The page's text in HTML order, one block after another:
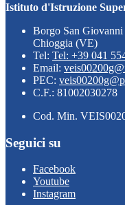
Istituto d'Istruzione
Borgo San
Chioggia (VE)
Tel: Tel: +39 041
Email:
PEC:
C.F.: 81002030278
Cod. Min.
Seguici su
Facebook
Youtube
Instagram